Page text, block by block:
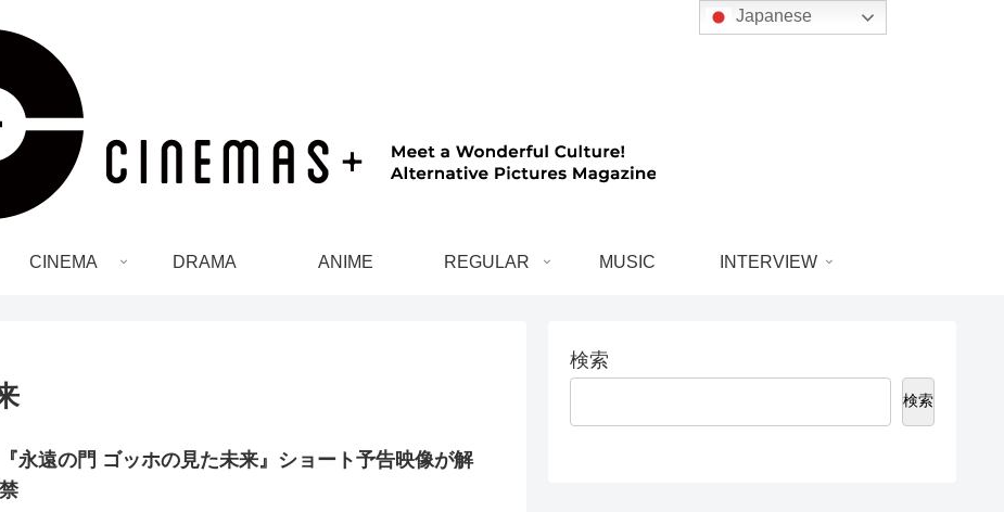
CINEMA DRAMA ANIME REGULAR MUSIC INTERVIEW
『永遠の門 ゴッホの見た未来』ショート予告映像が解
禁
検索
検索
Japanese